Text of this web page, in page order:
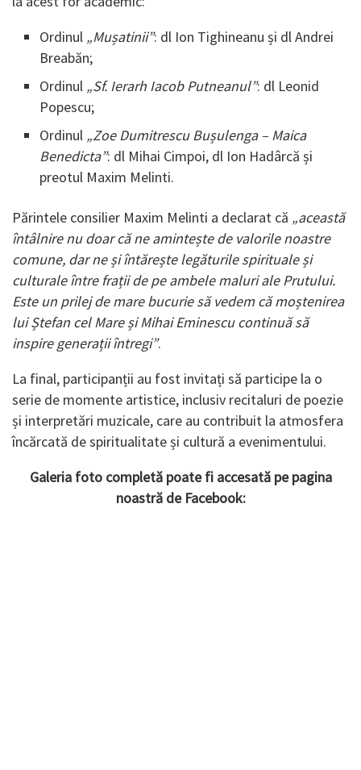
Ordinul „Mușatinii”: dl Ion Tighineanu și dl Andrei
Breabăn;
Ordinul „Sf. Ierarh Iacob Putneanul”: dl Leonid
Popescu;
Ordinul „Zoe Dumitrescu Bușulenga – Maica
Benedicta”: dl Mihai Cimpoi, dl Ion Hadârcă și
preotul Maxim Melinti.
Părintele consilier Maxim Melinti a declarat că „această
întâlnire nu doar că ne amintește de valorile noastre
comune, dar ne și întărește legăturile spirituale și
culturale între frații de pe ambele maluri ale Prutului.
Este un prilej de mare bucurie să vedem că moștenirea
lui Ștefan cel Mare și Mihai Eminescu continuă să
inspire generații întregi”.
La final, participanții au fost invitați să participe la o
serie de momente artistice, inclusiv recitaluri de poezie
și interpretări muzicale, care au contribuit la atmosfera
încărcată de spiritualitate și cultură a evenimentului.
Galeria foto completă poate fi accesată pe pagina
noastră de Facebook: